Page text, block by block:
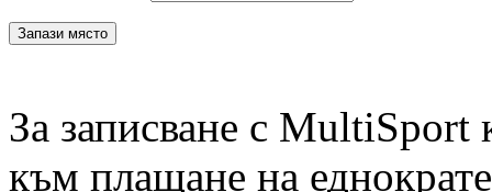
За записване с MultiSport
към плащане на